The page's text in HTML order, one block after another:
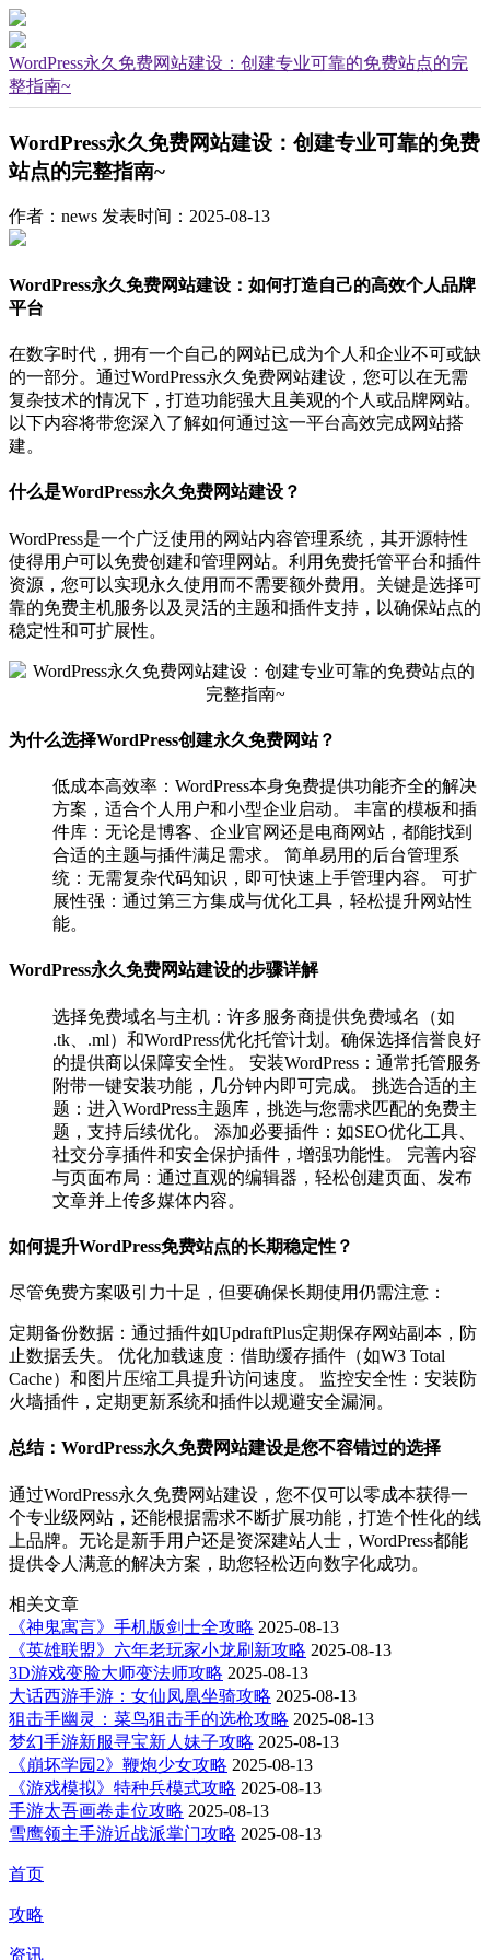
WordPress永久免费网站建设：创建专业可靠的免费站点的完
整指南~
WordPress永久免费网站建设：创建专业可靠的免费
站点的完整指南~
作者：news 发表时间：2025-08-13
WordPress永久免费网站建设：如何打造自己的高效个人品牌
平台
在数字时代，拥有一个自己的网站已成为个人和企业不可或缺
的一部分。通过WordPress永久免费网站建设，您可以在无需
复杂技术的情况下，打造功能强大且美观的个人或品牌网站。
以下内容将带您深入了解如何通过这一平台高效完成网站搭
建。
什么是WordPress永久免费网站建设？
WordPress是一个广泛使用的网站内容管理系统，其开源特性
使得用户可以免费创建和管理网站。利用免费托管平台和插件
资源，您可以实现永久使用而不需要额外费用。关键是选择可
靠的免费主机服务以及灵活的主题和插件支持，以确保站点的
稳定性和可扩展性。
为什么选择WordPress创建永久免费网站？
低成本高效率：WordPress本身免费提供功能齐全的解决
方案，适合个人用户和小型企业启动。 丰富的模板和插
件库：无论是博客、企业官网还是电商网站，都能找到
合适的主题与插件满足需求。 简单易用的后台管理系
统：无需复杂代码知识，即可快速上手管理内容。 可扩
展性强：通过第三方集成与优化工具，轻松提升网站性
能。
WordPress永久免费网站建设的步骤详解
选择免费域名与主机：许多服务商提供免费域名（如
.tk、.ml）和WordPress优化托管计划。确保选择信誉良好
的提供商以保障安全性。 安装WordPress：通常托管服务
附带一键安装功能，几分钟内即可完成。 挑选合适的主
题：进入WordPress主题库，挑选与您需求匹配的免费主
题，支持后续优化。 添加必要插件：如SEO优化工具、
社交分享插件和安全保护插件，增强功能性。 完善内容
与页面布局：通过直观的编辑器，轻松创建页面、发布
文章并上传多媒体内容。
如何提升WordPress免费站点的长期稳定性？
尽管免费方案吸引力十足，但要确保长期使用仍需注意：
定期备份数据：通过插件如UpdraftPlus定期保存网站副本，防
止数据丢失。 优化加载速度：借助缓存插件（如W3 Total
Cache）和图片压缩工具提升访问速度。 监控安全性：安装防
火墙插件，定期更新系统和插件以规避安全漏洞。
总结：WordPress永久免费网站建设是您不容错过的选择
通过WordPress永久免费网站建设，您不仅可以零成本获得一
个专业级网站，还能根据需求不断扩展功能，打造个性化的线
上品牌。无论是新手用户还是资深建站人士，WordPress都能
提供令人满意的解决方案，助您轻松迈向数字化成功。
相关文章
《神鬼寓言》手机版剑士全攻略 2025-08-13
《英雄联盟》六年老玩家小龙刷新攻略 2025-08-13
3D游戏变脸大师变法师攻略 2025-08-13
大话西游手游：女仙凤凰坐骑攻略 2025-08-13
狙击手幽灵：菜鸟狙击手的选枪攻略 2025-08-13
梦幻手游新服寻宝新人妹子攻略 2025-08-13
《崩坏学园2》鞭炮少女攻略 2025-08-13
《游戏模拟》特种兵模式攻略 2025-08-13
手游太吾画卷走位攻略 2025-08-13
雪鹰领主手游近战派掌门攻略 2025-08-13
首页
攻略
资讯